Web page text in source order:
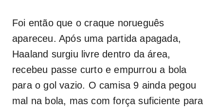
Foi então que o craque norueguês
apareceu. Após uma partida apagada,
Haaland surgiu livre dentro da área,
recebeu passe curto e empurrou a bola
para o gol vazio. O camisa 9 ainda pegou
mal na bola, mas com força suficiente para